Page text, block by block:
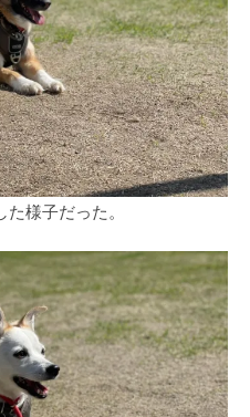
様子だった。